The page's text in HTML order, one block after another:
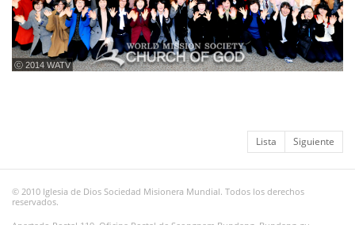
ⓒ 2014 WATV
Lista Siguiente
© 2010 Iglesia de Dios Sociedad Misionera Mundial. Todos los derechos
reservados.